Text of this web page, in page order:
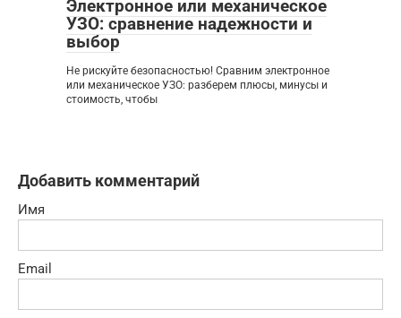
Электронное или механическое
УЗО: сравнение надежности и
выбор
Не рискуйте безопасностью! Сравним электронное
или механическое УЗО: разберем плюсы, минусы и
стоимость, чтобы
Добавить комментарий
Имя
Email